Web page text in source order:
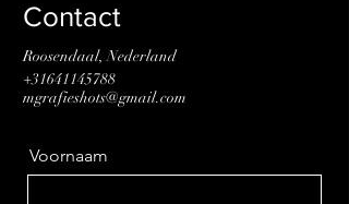
Contact
Roosendaal, Nederland
+31641145788
mgrafieshots@gmail.com
Voornaam